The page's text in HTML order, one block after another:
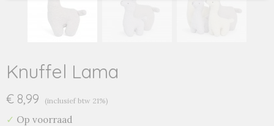
Knuffel Lama
€ 8,99 (inclusief btw 21%)
✓ Op voorraad